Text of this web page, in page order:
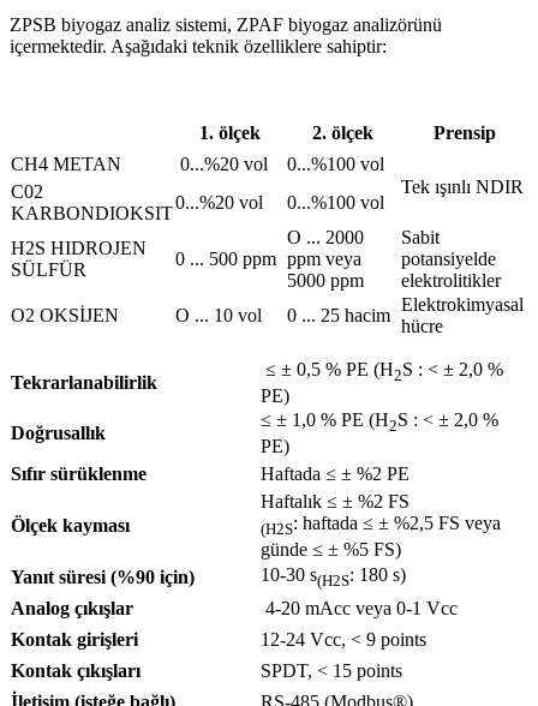
ZPSB biyogaz analiz sistemi, ZPAF biyogaz analizörünü
içermektedir. Aşağıdaki teknik özelliklere sahiptir:
1. ölçek 2. ölçek
Prensip
CH4 METAN
0...%20 vol
0...%100 vol
Tek ışınlı NDIR
C02
KARBONDIOKSIT
0...%20 vol 0...%100 vol
H2S HIDROJEN
SÜLFÜR
0 ... 500 ppm
O ... 2000
ppm veya
5000 ppm
Sabit
potansiyelde
elektrolitikler
O2 OKSİJEN
O ... 10 vol 0 ... 25 hacim
Elektrokimyasal
hücre
Tekrarlanabilirlik
≤ ± 0,5 % PE (H2S : < ± 2,0 %
PE)
Doğrusallık
≤ ± 1,0 % PE (H2S : < ± 2,0 %
PE)
Sıfır sürüklenme
Haftada ≤ ± %2 PE
Ölçek kayması
Haftalık ≤ ± %2 FS
(H2S: haftada ≤ ± %2,5 FS veya
günde ≤ ± %5 FS)
Yanıt süresi (%90 için)
10-30 s(H2S: 180 s)
Analog çıkışlar
4-20 mAcc veya 0-1 Vcc
Kontak girişleri
12-24 Vcc, < 9 points
Kontak çıkışları
SPDT, < 15 points
İletişim (isteğe bağlı)
RS-485 (Modbus®)